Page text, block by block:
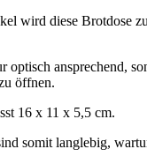
wird diese Brotdose
ansprechend,
öffnen.
16 x 11 x 5,5 cm.
somit langlebig,